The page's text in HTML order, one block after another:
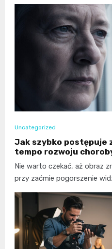
Uncategorized
Jak szybko postępuje
tempo rozwoju
Nie warto czekać, aż obraz
przy zaćmie pogorszenie